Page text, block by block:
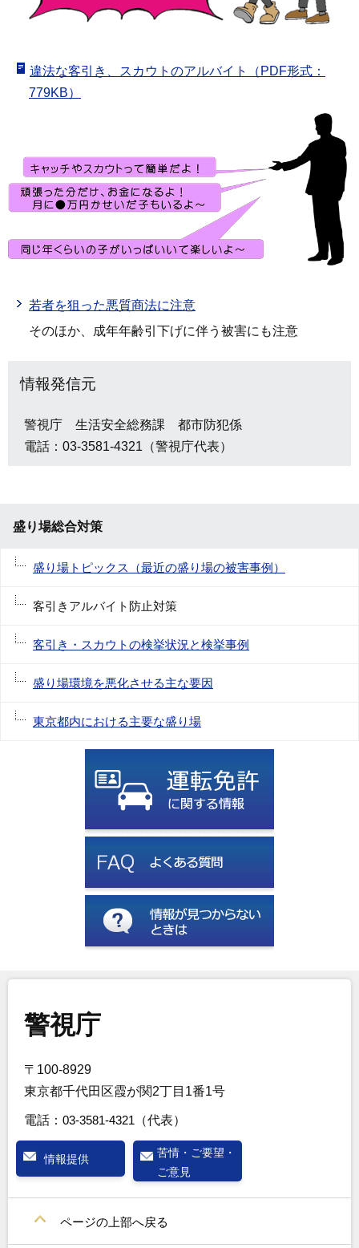
違法な客引き、スカウトのアルバイト（PDF形式：
779KB）
若者を狙った悪質商法に注意
そのほか、成年年齢引下げに伴う被害にも注意
情報発信元
警視庁 生活安全総務課 都市防犯係
電話：03-3581-4321（警視庁代表）
盛り場総合対策
盛り場トピックス（最近の盛り場の被害事例）
客引きアルバイト防止対策
客引き・スカウトの検挙状況と検挙事例
盛り場環境を悪化させる主な要因
東京都内における主要な盛り場
警視庁
〒100-8929
東京都千代田区霞が関2丁目1番1号
電話： 03-3581-4321 （代表）
情報提供
苦情・ご要望・
ご意見
ページの上部へ戻る